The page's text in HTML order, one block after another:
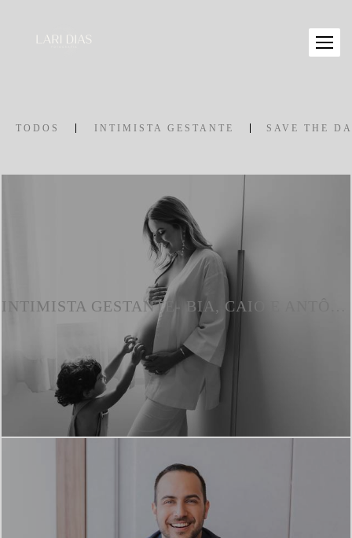
TODOS INTIMISTA GESTANTE SAVE THE